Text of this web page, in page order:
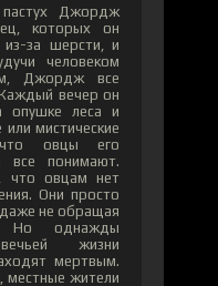
Джордж
которых он
из-за шерсти, и
человеком
Джордж все
вечер он
опушке леса и
мистические
что овцы его
все понимают.
что овцам нет
Они просто
не обращая
Но однажды
жизни
мертвым.
местные жители